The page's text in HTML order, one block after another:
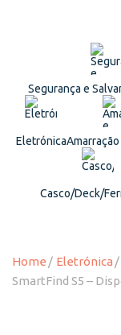
Segurança e
Eletrónica
Casco/Deck/
Home Eletrónica
SmartFind S5 –